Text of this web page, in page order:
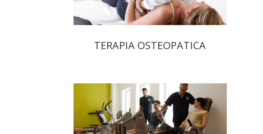
TERAPIA OSTEOPATICA